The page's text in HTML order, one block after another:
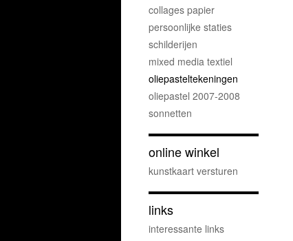
collages papier
persoonlijke staties
schilderijen
mixed media textiel
oliepasteltekeningen
oliepastel 2007-2008
sonnetten
online winkel
kunstkaart versturen
links
interessante links